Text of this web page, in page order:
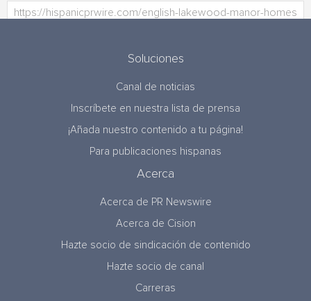
Soluciones
Canal de noticias
Inscríbete en nuestra lista de prensa
¡Añada nuestro contenido a tu página!
Para publicaciones hispanas
Acerca
Acerca de PR Newswire
Acerca de Cision
Hazte socio de sindicación de contenido
Hazte socio de canal
Carreras